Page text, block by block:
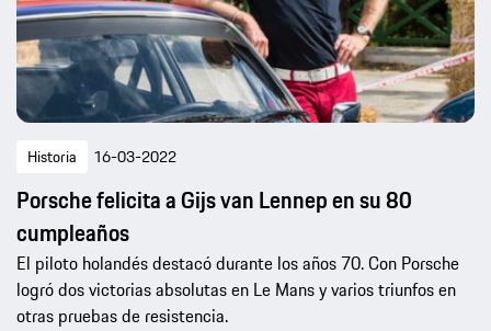
Historia 16-03-2022
Porsche felicita a Gijs van Lennep en su 80
cumpleaños
El piloto holandés destacó durante los años 70. Con Porsche
logró dos victorias absolutas en Le Mans y varios triunfos en
otras pruebas de resistencia.